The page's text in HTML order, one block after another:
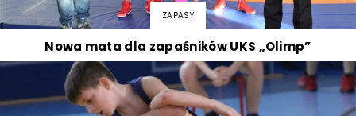
ZAPASY
Nowa mata dla zapaśników UKS „Olimp”